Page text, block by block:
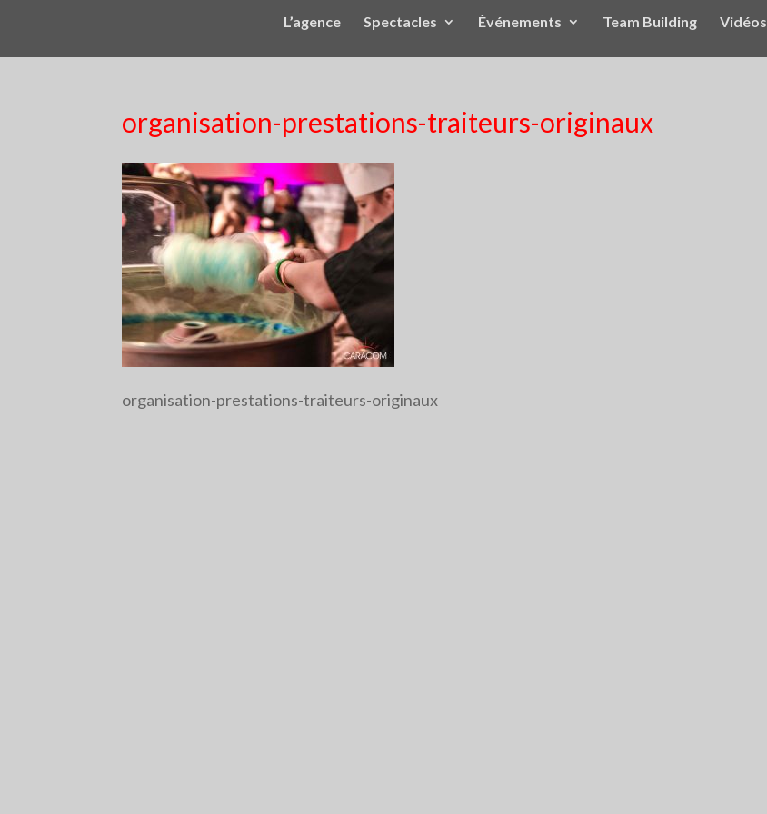
L’agence Spectacles Événements Team Building Vidéos
organisation-prestations-traiteurs-originaux
organisation-prestations-traiteurs-originaux